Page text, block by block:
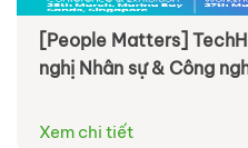
[People Matters]
nghị Nhân sự & Công
Xem chi tiết